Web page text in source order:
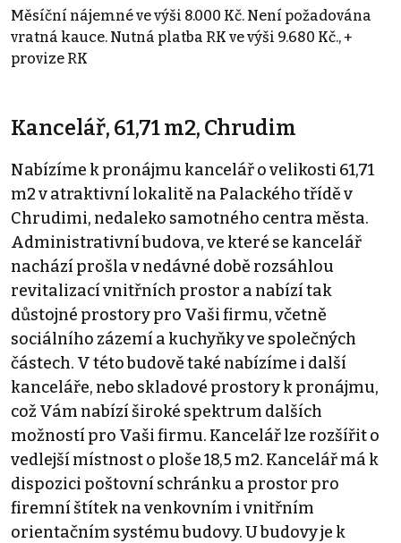
Měsíční nájemné ve výši 8.000 Kč. Není požadována
vratná kauce. Nutná platba RK ve výši 9.680 Kč., +
provize RK
Kancelář, 61,71 m2, Chrudim
Nabízíme k pronájmu kancelář o velikosti 61,71
m2 v atraktivní lokalitě na Palackého třídě v
Chrudimi, nedaleko samotného centra města.
Administrativní budova, ve které se kancelář
nachází prošla v nedávné době rozsáhlou
revitalizací vnitřních prostor a nabízí tak
důstojné prostory pro Vaši firmu, včetně
sociálního zázemí a kuchyňky ve společných
částech. V této budově také nabízíme i další
kanceláře, nebo skladové prostory k pronájmu,
což Vám nabízí široké spektrum dalších
možností pro Vaši firmu. Kancelář lze rozšířit o
vedlejší místnost o ploše 18,5 m2. Kancelář má k
dispozici poštovní schránku a prostor pro
firemní štítek na venkovním i vnitřním
orientačním systému budovy. U budovy je k